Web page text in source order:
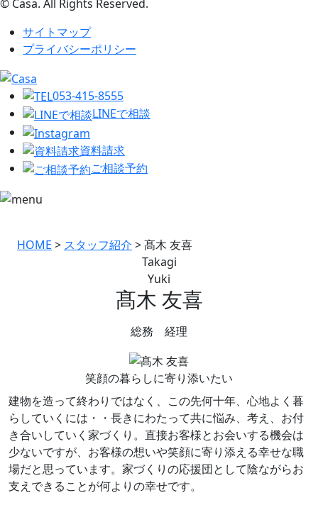
© Casa. All Rights Reserved.
サイトマップ
プライバシーポリシー
053-415-8555
LINEで相談
資料請求
ご相談予約
HOME > スタッフ紹介 >髙木 友喜
Takagi
Yuki
髙木 友喜
総務 経理
笑顔の暮らしに寄り添いたい
建物を造って終わりではなく、この先何十年、心地よく暮
らしていくには・・長きにわたって共に悩み、考え、お付
き合いしていく家づくり。直接お客様とお会いする機会は
少ないですが、お客様の想いや笑顔に寄り添える幸せな職
場だと思っています。家づくりの応援団として陰ながらお
支えできることが何よりの幸せです。